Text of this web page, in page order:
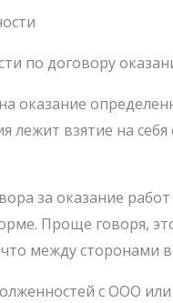
по договору
оказание
лежит взятие на
за оказание
Проще говоря,
между сторонами
с ООО или